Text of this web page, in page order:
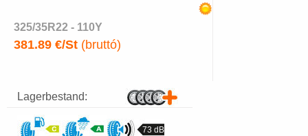
325/35R22 - 110Y
381.89 €/St (bruttó)
Lagerbestand:
73 dB